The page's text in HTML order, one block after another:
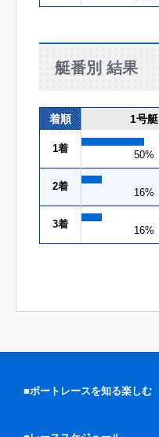
艇番別 結果
着順 1号艇
1着
50%
2着
16%
3着
16%
■ボートレースを知る楽しむ